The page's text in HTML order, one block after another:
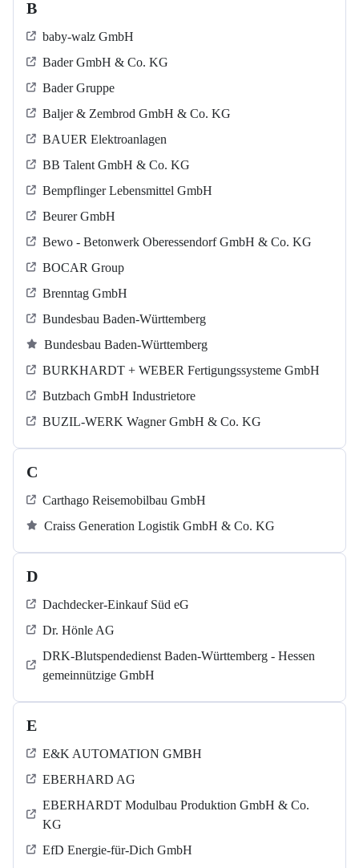
B
baby-walz GmbH
Bader GmbH & Co. KG
Bader Gruppe
Baljer & Zembrod GmbH & Co. KG
BAUER Elektroanlagen
BB Talent GmbH & Co. KG
Bempflinger Lebensmittel GmbH
Beurer GmbH
Bewo - Betonwerk Oberessendorf GmbH & Co. KG
BOCAR Group
Brenntag GmbH
Bundesbau Baden-Württemberg
Bundesbau Baden-Württemberg
BURKHARDT + WEBER Fertigungssysteme GmbH
Butzbach GmbH Industrietore
BUZIL-WERK Wagner GmbH & Co. KG
C
Carthago Reisemobilbau GmbH
Craiss Generation Logistik GmbH & Co. KG
D
Dachdecker-Einkauf Süd eG
Dr. Hönle AG
DRK-Blutspendedienst Baden-Württemberg - Hessen
gemeinnützige GmbH
E
E&K AUTOMATION GMBH
EBERHARD AG
EBERHARDT Modulbau Produktion GmbH & Co.
KG
EfD Energie-für-Dich GmbH